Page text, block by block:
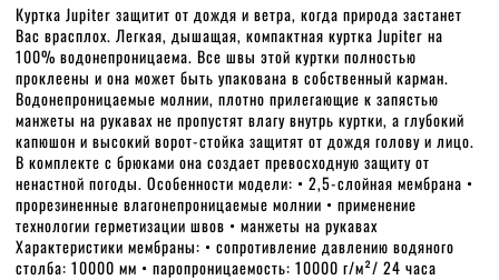
Куртка Jupiter защитит от дождя и ветра, когда природа застанет
Вас врасплох. Легкая, дышащая, компактная куртка Jupiter на
100% водонепроницаема. Все швы этой куртки полностью
проклеены и она может быть упакована в собственный карман.
Водонепроницаемые молнии, плотно прилегающие к запястью
манжеты на рукавах не пропустят влагу внутрь куртки, а глубокий
капюшон и высокий ворот-стойка защитят от дождя голову и лицо.
В комплекте с брюками она создает превосходную защиту от
ненастной погоды. Особенности модели: • 2,5-слойная мембрана •
прорезиненные влагонепроницаемые молнии • применение
технологии герметизации швов • манжеты на рукавах
Характеристики мембраны: • сопротивление давлению водяного
столба: 10000 мм • паропроницаемость: 10000 г/м²/ 24 часа